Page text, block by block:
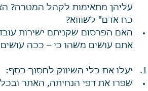
עליהן מתאימות לקהל המטרה?
כח אדם" לשוווא?
האם הפרסום שקניתם ישירות
אתם עושים משהו כי – ככה
יעלו את כלי השיווק לחסוך כסף:
שפרו את דפי הנחיתה, האתר